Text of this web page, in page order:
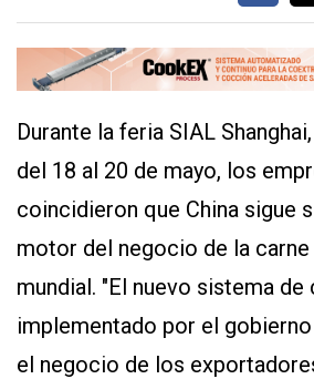
AGRO
PREMIO
Durante la feria SIAL
del 18 al 20 de mayo, los
coincidieron que China sigue
motor del negocio de la carne
mundial. "El nuevo sistema de
implementado por el
el negocio de los